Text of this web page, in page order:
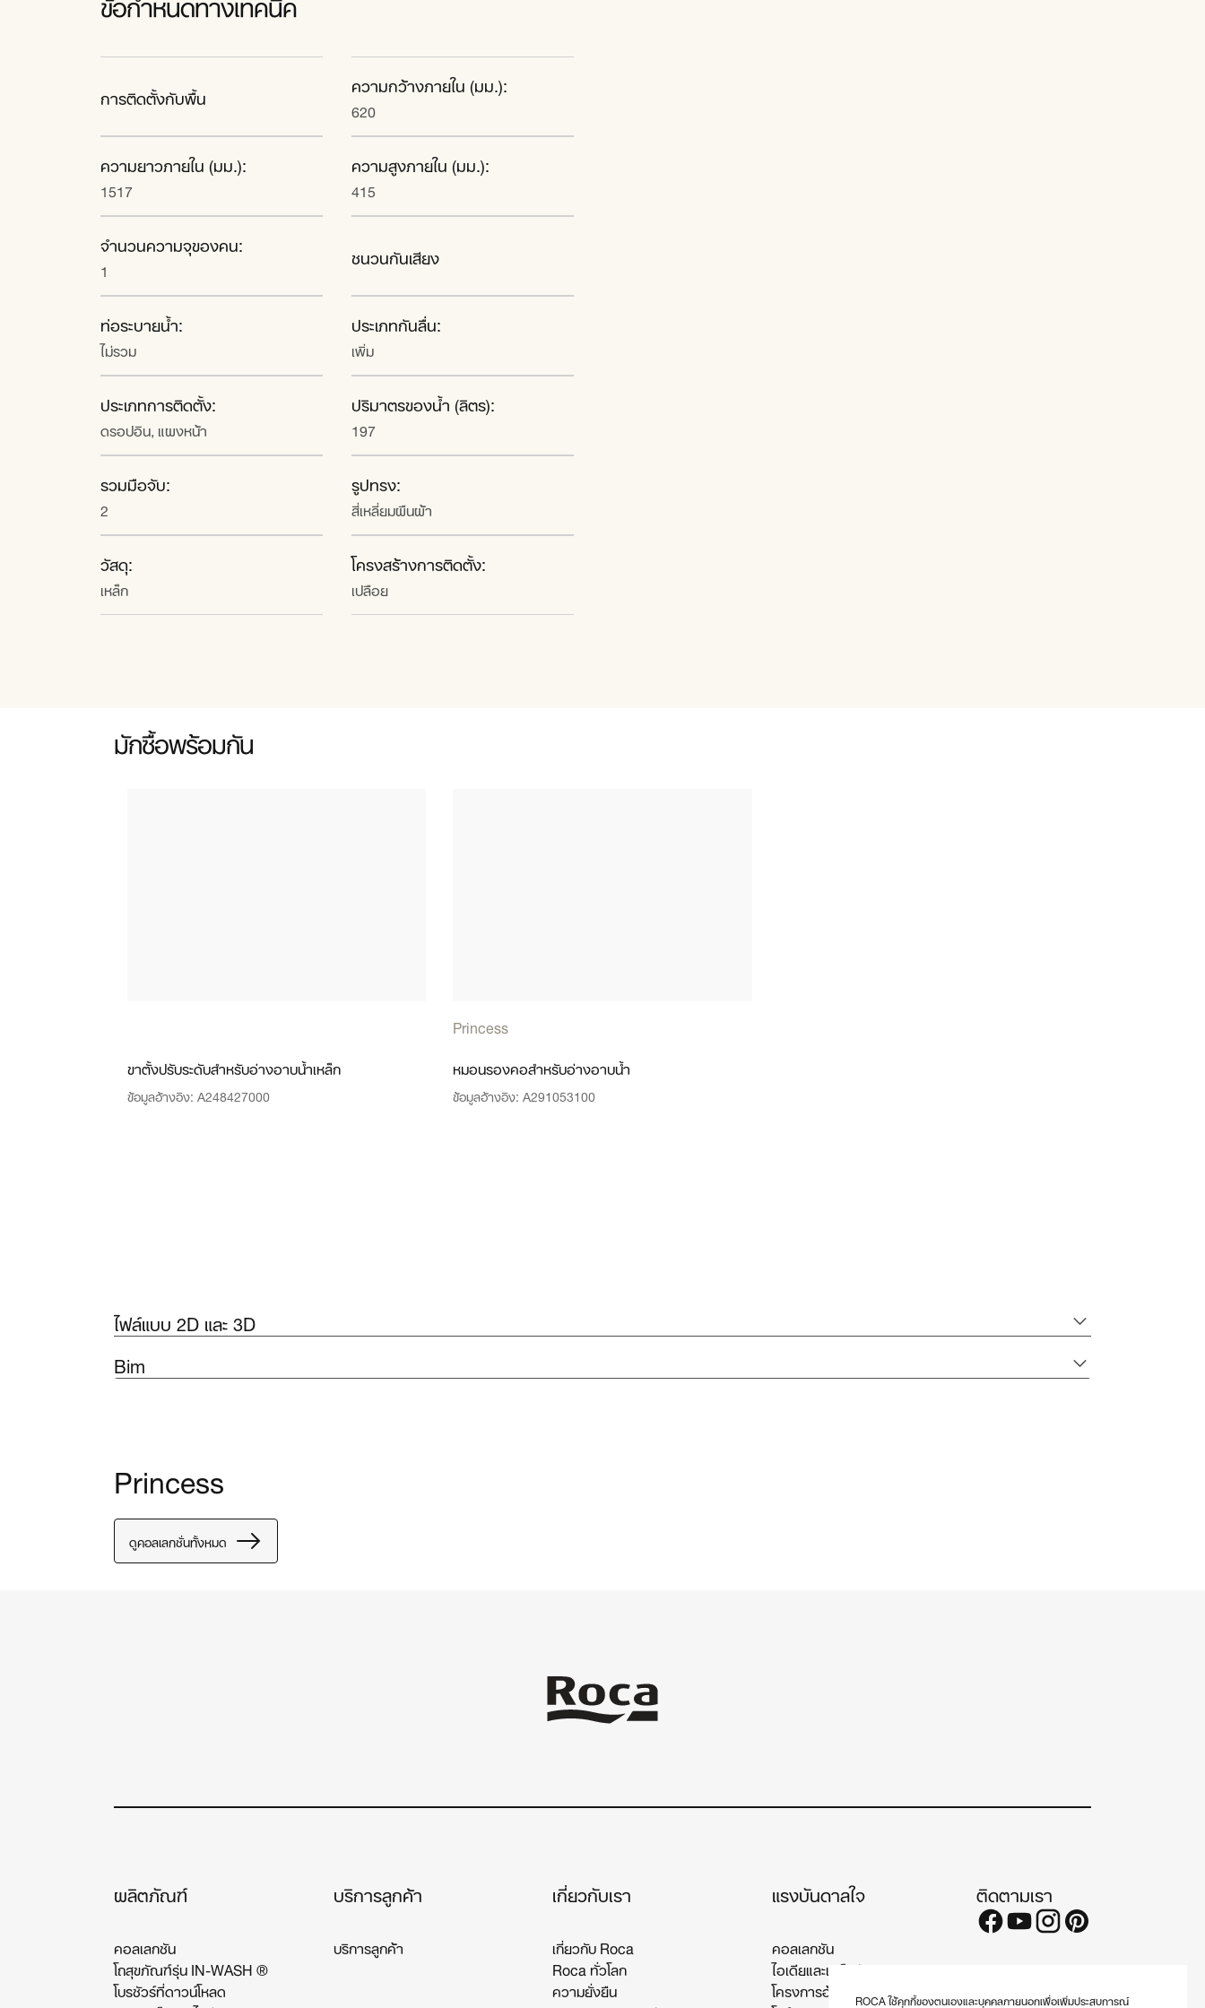
ROCA ใช้คุกกี้ของตนเองและบุคคลภายนอกเพื่อเพิ่มประสบการณ์
การติดตั้งกับพื้น ความกว้างภายใน (มม.):
620
ความยาวภายใน (มม.):
1517
ความสูงภายใน (มม.):
415
จำนวนความจุของคน:
1 ชนวนกันเสียง
ท่อระบายน้ำ:
ไม่รวม
ประเภทกันลื่น:
เพิ่ม
ประเภทการติดตั้ง:
ดรอปอิน, แผงหน้า
ปริมาตรของน้ำ (ลิตร):
197
รวมมือจับ:
2
รูปทรง:
สี่เหลี่ยมผืนผ้า
วัสดุ:
เหล็ก
โครงสร้างการติดตั้ง:
เปลือย
มักซื้อพร้อมกัน
ขาตั้งปรับระดับสำหรับอ่างอาบน้ำเหล็ก
ข้อมูลอ้างอิง:A248427000
Princess
หมอนรองคอสำหรับอ่างอาบน้ำ
ข้อมูลอ้างอิง:A291053100
ไฟล์แบบ 2D และ 3D
Bim
Princess
ดูคอลเลกชั่นทั้งหมด
ผลิตภัณฑ์
คอลเลกชัน
โถสุขภัณฑ์รุ่น IN-WASH ®
โบรชัวร์ที่ดาวน์โหลด
บริการลูกค้า
บริการลูกค้า
เกี่ยวกับเรา
เกี่ยวกับ Roca
Roca ทั่วโลก
ความยั่งยืน
แรงบันดาลใจ
คอลเลกชัน
ไอเดียและเคล็ดลับ
โครงการอ้างอิง
ติดตามเรา